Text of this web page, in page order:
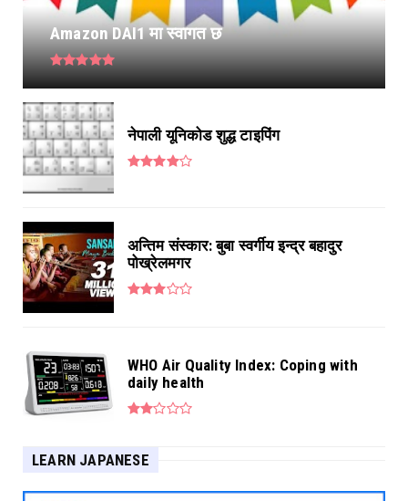
Amazon DAI1 मा स्वागत छ
नेपाली यूनिकोड शुद्ध टाइपिंग
अन्तिम संस्कार: बुबा स्वर्गीय इन्द्र बहादुर
पोख्रेलमगर
WHO Air Quality Index: Coping with
daily health
LEARN JAPANESE